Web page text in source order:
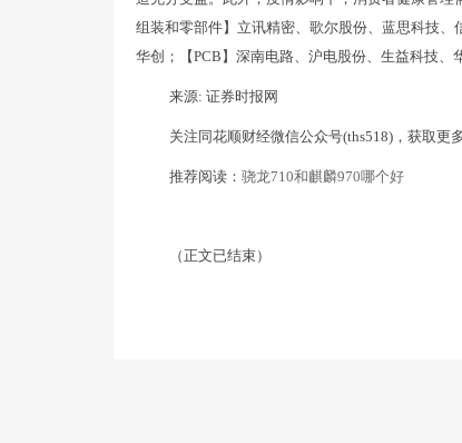
组装和零部件】立讯精密、歌尔股份、蓝思科技
华创；【PCB】深南电路、沪电股份、生益科技、
来源: 证券时报网
关注同花顺财经微信公众号(ths518)，获取更
推荐阅读： 骁龙710和麒麟970哪个好
（正文已结束）